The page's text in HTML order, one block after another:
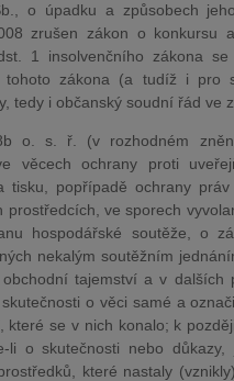
o úpadku a způsobech
zrušen zákon o
1 insolvenčního zákona
tohoto zákona (a tudíž i pro
tedy i občanský soudní řád
o. s. ř. (v rozhodném
věcech ochrany proti
tisku, popřípadě ochrany
prostředcích, ve sporech
hospodářské soutěže, o
nekalým soutěžním
tajemství a v dalších
o věci samé a
které se v nich konalo; k
li o skutečnosti nebo
které nastaly